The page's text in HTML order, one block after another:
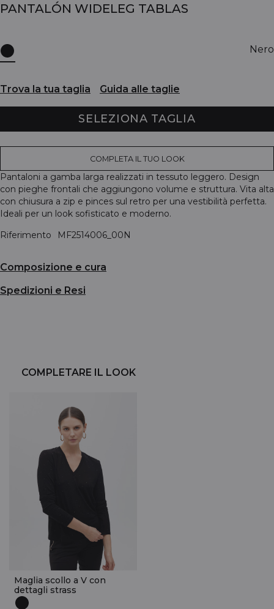
PANTALÓN WIDELEG TABLAS
Nero
Trova la tua taglia Guida alle taglie
SELEZIONA TAGLIA
COMPLETA IL TUO LOOK
Pantaloni a gamba larga realizzati in tessuto leggero. Design
con pieghe frontali che aggiungono volume e struttura. Vita alta
con chiusura a zip e pinces sul retro per una vestibilità perfetta.
Ideali per un look sofisticato e moderno.
Riferimento
MF2514006_00N
Composizione e cura
Spedizioni e Resi
COMPLETARE IL LOOK
Maglia scollo a V con
dettagli strass